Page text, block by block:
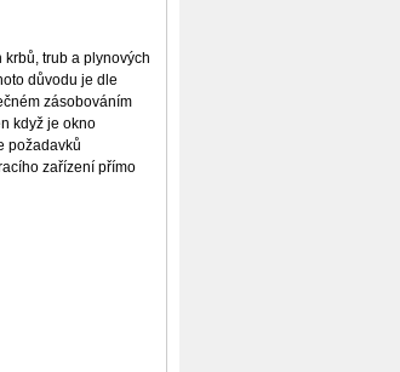
trub a plynových
důvodu je dle
zásobováním
když je okno
požadavků
zařízení přímo